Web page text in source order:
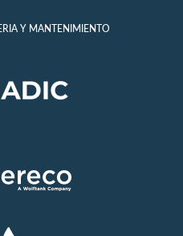
Y MANTENIMIENTO